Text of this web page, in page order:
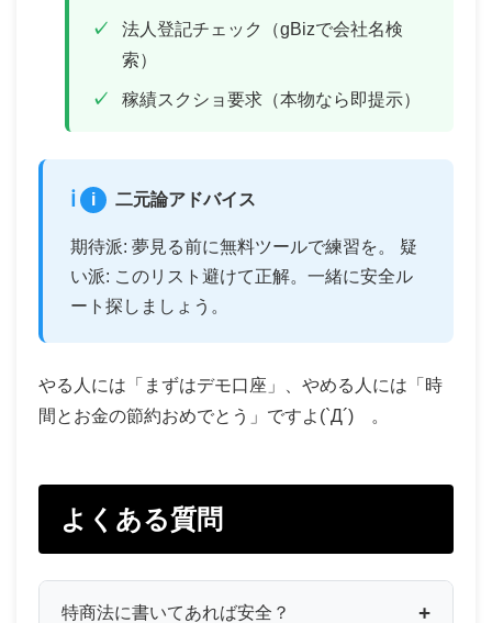
法人登記チェック（gBizで会社名検
索）
稼績スクショ要求（本物なら即提示）
i 二元論アドバイス
期待派: 夢見る前に無料ツールで練習を。 疑
い派: このリスト避けて正解。一緒に安全ル
ート探しましょう。
やる人には「まずはデモ口座」、やめる人には「時
間とお金の節約おめでとう」ですよ(`Д´)ゞ。
よくある質問
特商法に書いてあれば安全？